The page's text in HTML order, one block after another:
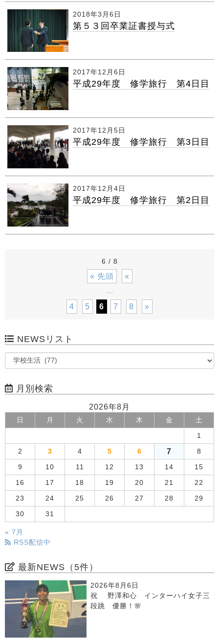
2018年3月6日
第５３回卒業証書授与式
2017年12月6日
平成29年度 修学旅行 第4日目
2017年12月5日
平成29年度 修学旅行 第3日目
2017年12月4日
平成29年度 修学旅行 第2日目
6 / 8
« 先頭 «
4 5 6 7 8 »
NEWSリスト
月別検索
2026年8月
日 月 火 水 木 金 土
1
2 3 4 5 6 7 8
9 10 11 12 13 14 15
16 17 18 19 20 21 22
23 24 25 26 27 28 29
30 31
« 7月
RSS配信中
最新NEWS（5件）
2026年8月6日
祝 野澤和心 インターハイ女子三
段跳 優勝！🌸